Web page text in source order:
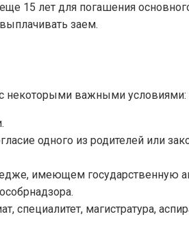
15 лет для погашения
заем.
некоторыми важными условиями:
одного из родителей или
имеющем государственную
специалитет, магистратура,